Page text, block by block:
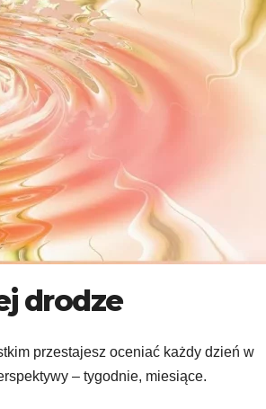
drodze
przestajesz oceniać każdy dzień w
– tygodnie, miesiące.